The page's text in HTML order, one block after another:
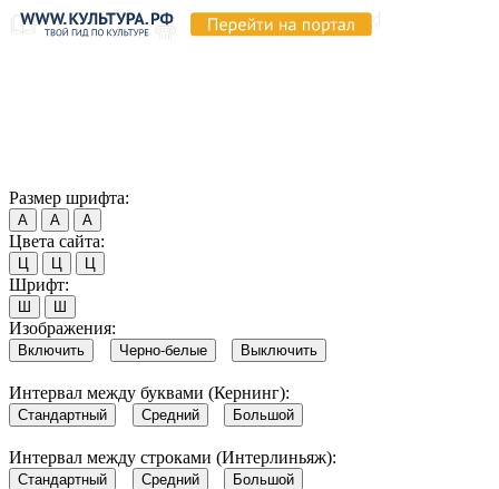
Размер шрифта:
А А А
Цвета сайта:
Ц Ц Ц
Шрифт:
Ш Ш
Изображения:
Включить Черно-белые Выключить
Интервал между буквами (Кернинг):
Стандартный Средний Большой
Интервал между строками (Интерлиньяж):
Стандартный Средний Большой